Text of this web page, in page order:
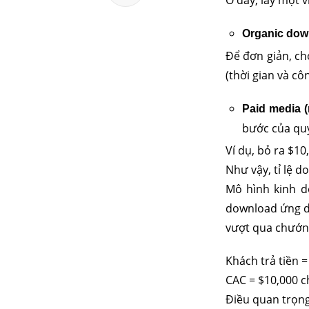
Organic
Để đơn giản,
(thời gian và
Paid media
bước của
Ví dụ, bỏ ra
Như vậy, tỉ lệ
Mô hình kinh
download ứng
vượt qua
Khách trả tiền
CAC = $10,000
Điều quan